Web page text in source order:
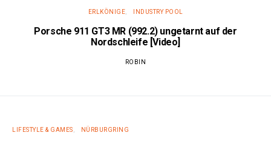
ERLKÖNIGE INDUSTRY POOL
Porsche 911 GT3 MR (992.2) ungetarnt auf der
Nordschleife [Video]
ROBIN
LIFESTYLE & GAMES NÜRBURGRING